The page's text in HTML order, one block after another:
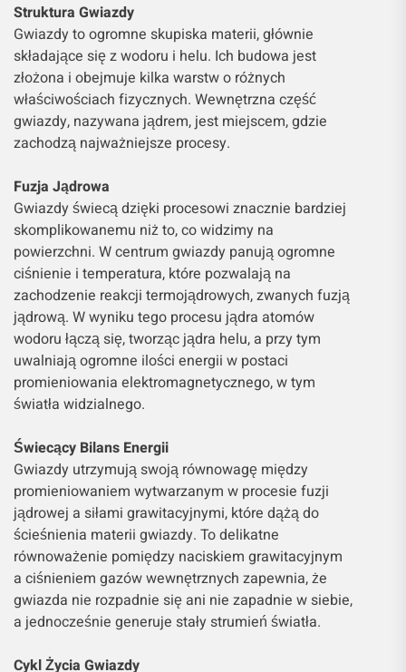
Struktura Gwiazdy
Gwiazdy to ogromne skupiska materii, głównie
składające się z wodoru i helu. Ich budowa jest
złożona i obejmuje kilka warstw o różnych
właściwościach fizycznych. Wewnętrzna część
gwiazdy, nazywana jądrem, jest miejscem, gdzie
zachodzą najważniejsze procesy.
Fuzja Jądrowa
Gwiazdy świecą dzięki procesowi znacznie bardziej
skomplikowanemu niż to, co widzimy na
powierzchni. W centrum gwiazdy panują ogromne
ciśnienie i temperatura, które pozwalają na
zachodzenie reakcji termojądrowych, zwanych fuzją
jądrową. W wyniku tego procesu jądra atomów
wodoru łączą się, tworząc jądra helu, a przy tym
uwalniają ogromne ilości energii w postaci
promieniowania elektromagnetycznego, w tym
światła widzialnego.
Świecący Bilans Energii
Gwiazdy utrzymują swoją równowagę między
promieniowaniem wytwarzanym w procesie fuzji
jądrowej a siłami grawitacyjnymi, które dążą do
ścieśnienia materii gwiazdy. To delikatne
równoważenie pomiędzy naciskiem grawitacyjnym
a ciśnieniem gazów wewnętrznych zapewnia, że
gwiazda nie rozpadnie się ani nie zapadnie w siebie,
a jednocześnie generuje stały strumień światła.
Cykl Życia Gwiazdy